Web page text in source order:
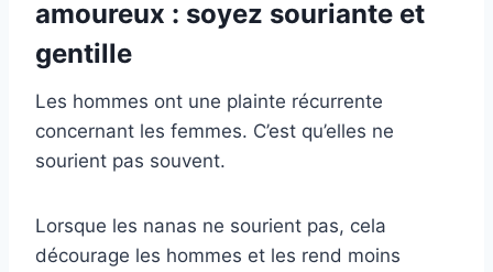
amoureux : soyez souriante et
gentille
Les hommes ont une plainte récurrente
concernant les femmes. C’est qu’elles ne
sourient pas souvent.
Lorsque les nanas ne sourient pas, cela
décourage les hommes et les rend moins